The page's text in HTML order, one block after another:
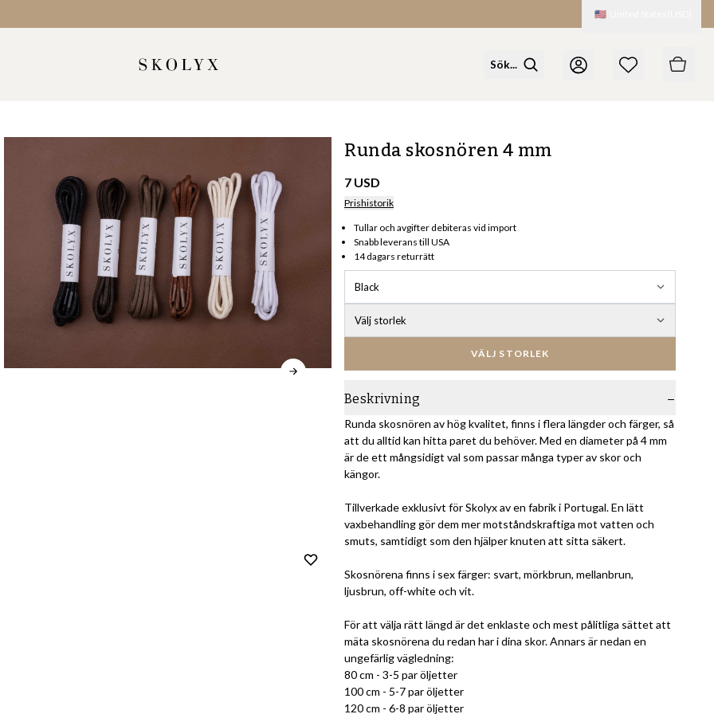
🇺🇸
Runda skosnören 4 mm
7 USD
Prishistorik
Tullar och avgifter debiteras vid import
Snabb leverans till USA
14 dagars returrätt
Black
Välj storlek
VÄLJ STORLEK
Beskrivning
Runda skosnören av hög kvalitet, finns i flera längder och färger, så
att du alltid kan hitta paret du behöver. Med en diameter på 4 mm
är de ett mångsidigt val som passar många typer av skor och
kängor.
Tillverkade exklusivt för Skolyx av en fabrik i Portugal. En lätt
vaxbehandling gör dem mer motståndskraftiga mot vatten och
smuts, samtidigt som den hjälper knuten att sitta säkert.
Skosnörena finns i sex färger: svart, mörkbrun, mellanbrun,
ljusbrun, off-white och vit.
För att välja rätt längd är det enklaste och mest pålitliga sättet att
mäta skosnörena du redan har i dina skor. Annars är nedan en
ungefärlig vägledning:
80 cm - 3-5 par öljetter
100 cm - 5-7 par öljetter
120 cm - 6-8 par öljetter